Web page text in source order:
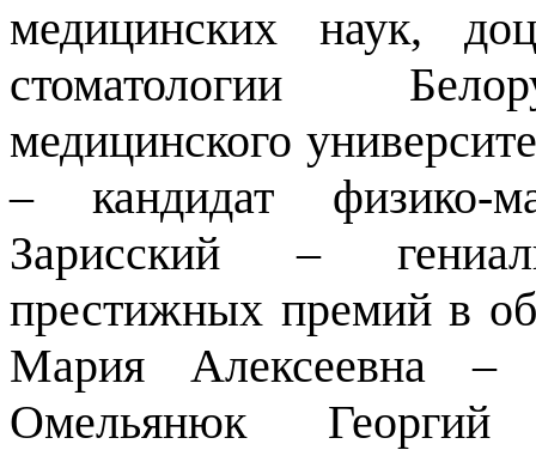
медицинских наук,
стоматологии
медицинского
– кандидат физико-
Зарисский –
престижных премий в
Мария Алексеевна –
Омельянюк